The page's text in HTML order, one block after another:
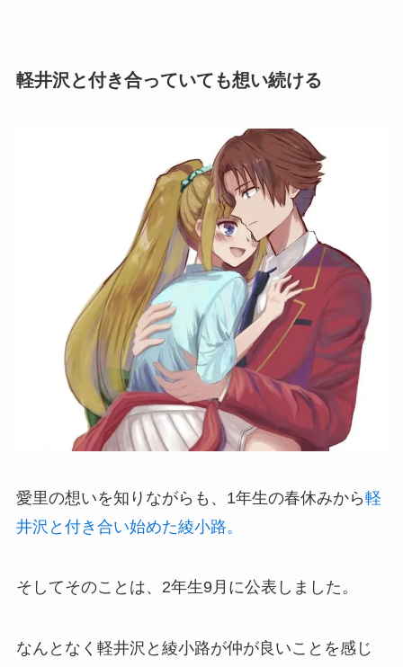
軽井沢と付き合っていても想い続ける
愛里の想いを知りながらも、1年生の春休みから軽
井沢と付き合い始めた綾小路。
そしてそのことは、2年生9月に公表しました。
なんとなく軽井沢と綾小路が仲が良いことを感じ